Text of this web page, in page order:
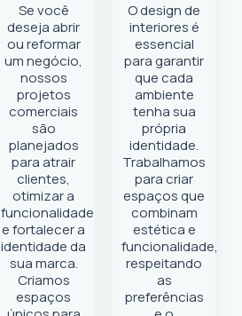
Se você
deseja abrir
ou reformar
um negócio,
nossos
projetos
comerciais
são
planejados
para atrair
clientes,
otimizar a
funcionalidade
e fortalecer a
identidade da
sua marca.
Criamos
espaços
O design de
interiores é
essencial
para garantir
que cada
ambiente
tenha sua
própria
identidade.
Trabalhamos
para criar
espaços que
combinam
estética e
funcionalidade,
respeitando
as
preferências